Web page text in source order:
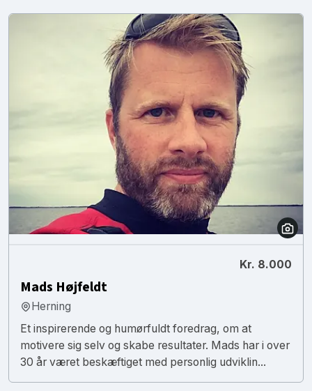
Kr. 8.000
Mads Højfeldt
Herning
Et inspirerende og humørfuldt foredrag, om at
motivere sig selv og skabe resultater. Mads har i over
30 år været beskæftiget med personlig udviklin...